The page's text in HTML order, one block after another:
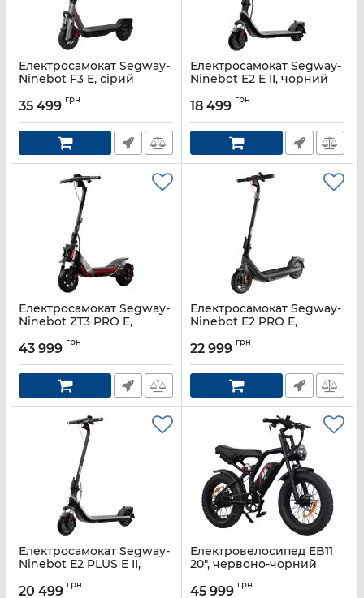
Електросамокат Segway-
Ninebot F3 E, сірий
35 499 грн
Електросамокат Segway-
Ninebot E2 E II, чорний
18 499 грн
Електросамокат Segway-
Ninebot ZT3 PRO E,
Артикул: AA.05.18.01.0001
43 999 грн
Електросамокат Segway-
Ninebot E2 PRO E,
Артикул: AA.05.14.05.0005
22 999 грн
Електросамокат Segway-
Ninebot E2 PLUS E II,
Артикул: AA.05.14.02.0003
20 499 грн
Електровелосипед EB11
20", червоно-чорний
45 999 грн